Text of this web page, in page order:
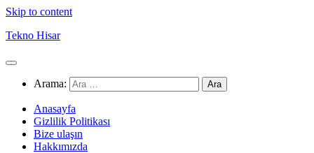
Skip to content
Tekno Hisar
Arama:
Anasayfa
Gizlilik Politikası
Bize ulaşın
Hakkımızda